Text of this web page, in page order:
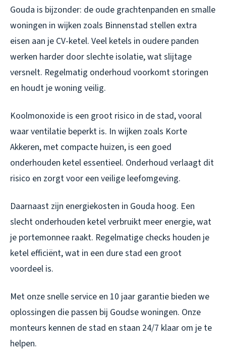
Gouda is bijzonder: de oude grachtenpanden en smalle
woningen in wijken zoals Binnenstad stellen extra
eisen aan je CV-ketel. Veel ketels in oudere panden
werken harder door slechte isolatie, wat slijtage
versnelt. Regelmatig onderhoud voorkomt storingen
en houdt je woning veilig.
Koolmonoxide is een groot risico in de stad, vooral
waar ventilatie beperkt is. In wijken zoals Korte
Akkeren, met compacte huizen, is een goed
onderhouden ketel essentieel. Onderhoud verlaagt dit
risico en zorgt voor een veilige leefomgeving.
Daarnaast zijn energiekosten in Gouda hoog. Een
slecht onderhouden ketel verbruikt meer energie, wat
je portemonnee raakt. Regelmatige checks houden je
ketel efficiënt, wat in een dure stad een groot
voordeel is.
Met onze snelle service en 10 jaar garantie bieden we
oplossingen die passen bij Goudse woningen. Onze
monteurs kennen de stad en staan 24/7 klaar om je te
helpen.